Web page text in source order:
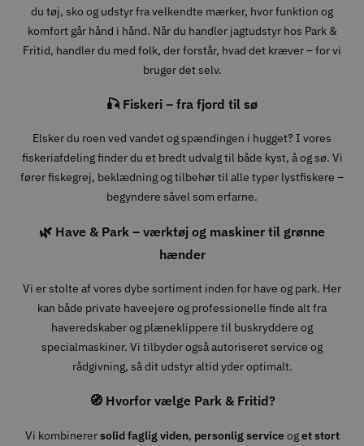
du tøj, sko og udstyr fra velkendte mærker, hvor funktion og
komfort går hånd i hånd. Når du handler jagtudstyr hos Park &
Fritid, handler du med folk, der forstår, hvad det kræver – for vi
bruger det selv.
🎣 Fiskeri – fra fjord til sø
Elsker du roen ved vandet og spændingen i hugget? I vores
fiskeriafdeling finder du et bredt udvalg til både kyst, å og sø. Vi
fører fiskegrej, beklædning og tilbehør til alle typer lystfiskere –
begyndere såvel som erfarne.
🌿 Have & Park – værktøj og maskiner til grønne
hænder
Vi er stolte af vores dybe sortiment inden for have og park. Her
kan både private haveejere og professionelle finde alt fra
haveredskaber og plæneklippere til buskryddere og
specialmaskiner. Vi tilbyder også autoriseret service og
rådgivning, så dit udstyr altid yder optimalt.
🧭 Hvorfor vælge Park & Fritid?
Vi kombinerersolid faglig viden, personlig serviceoget stort